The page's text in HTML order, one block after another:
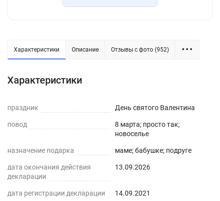
практичное решение для защиты плоских
производства используется экологически
водонепроницаемости, нескользкости,
ПРЕИМУЩЕСТВА ГИБКОГО СТЕКЛА
Легко мыть и протирать
Защита поверхности стола от отпечатков
пальцев, пыли, грязи и пятен жира.
Характеристики Описание Отзывы с фото (952)
Характеристики
праздник День святого Валентина
повод
8 марта; просто так;
новоселье
назначение подарка маме; бабушке; подруге
дата окончания действия
декларации
13.09.2026
дата регистрации декларации 14.09.2021